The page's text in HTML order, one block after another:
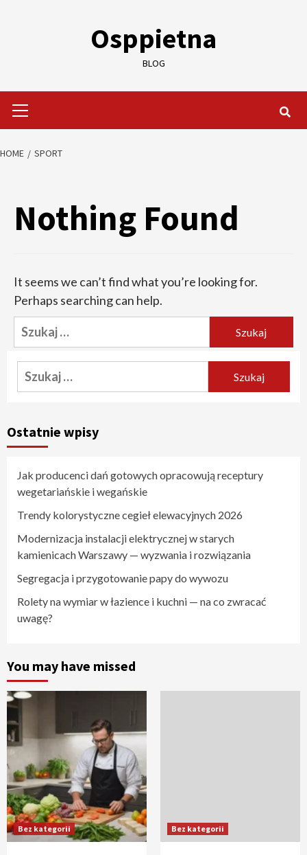
Osppietna
BLOG
Menu
HOME SPORT
Nothing Found
It seems we can’t find what you’re looking for.
Perhaps searching can help.
Szukaj:
Szukaj:
Ostatnie wpisy
Jak producenci dań gotowych opracowują receptury
wegetariańskie i wegańskie
Trendy kolorystyczne cegieł elewacyjnych 2026
Modernizacja instalacji elektrycznej w starych
kamienicach Warszawy — wyzwania i rozwiązania
Segregacja i przygotowanie papy do wywozu
Rolety na wymiar w łazience i kuchni — na co zwracać
uwagę?
You may have missed
Bez kategorii Bez kategorii